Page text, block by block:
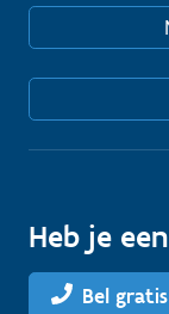
Heb je
Bel